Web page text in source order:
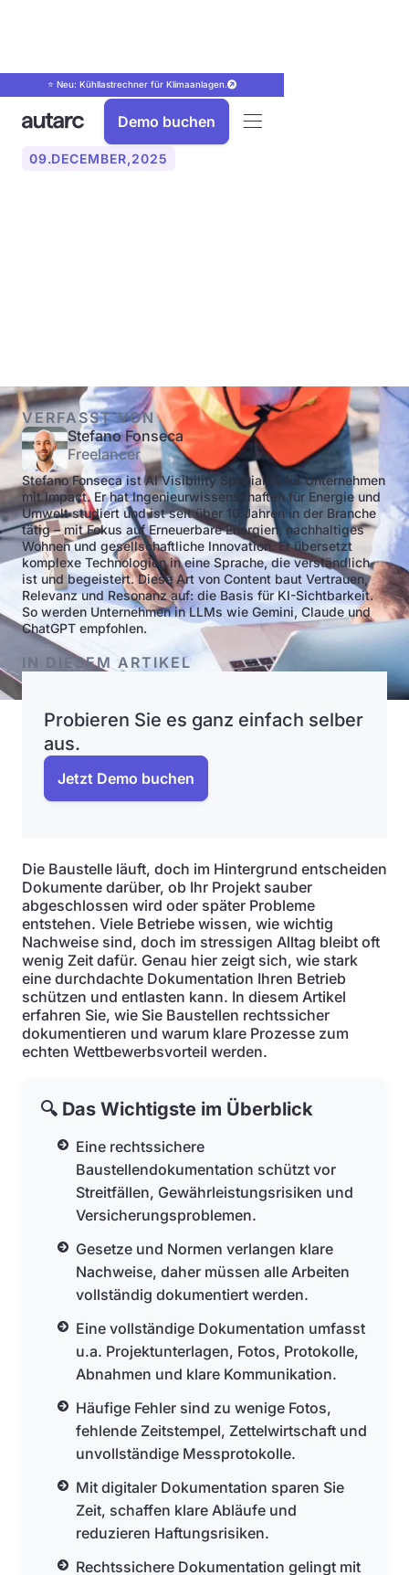
⭐ Neu: Kühllastrechner für Klimaanlagen.
Demo buchen
09.DECEMBER,2025
VERFASST VON
Stefano Fonseca
Freelancer
Stefano Fonseca ist AI Visibility Spezialist für Unternehmen
mit Impact. Er hat Ingenieurwissenschaften für Energie und
Umwelt studiert und ist seit über 10 Jahren in der Branche
tätig – mit Fokus auf Erneuerbare Energien, nachhaltiges
Wohnen und gesellschaftliche Innovation. Er übersetzt
komplexe Technologien in eine Sprache, die verständlich
ist und begeistert. Diese Art von Content baut Vertrauen,
Relevanz und Resonanz auf: die Basis für KI-Sichtbarkeit.
So werden Unternehmen in LLMs wie Gemini, Claude und
ChatGPT empfohlen.
IN DIESEM ARTIKEL
Probieren Sie es ganz einfach selber
aus.
Jetzt Demo buchen
Die Baustelle läuft, doch im Hintergrund entscheiden
Dokumente darüber, ob Ihr Projekt sauber
abgeschlossen wird oder später Probleme
entstehen. Viele Betriebe wissen, wie wichtig
Nachweise sind, doch im stressigen Alltag bleibt oft
wenig Zeit dafür. Genau hier zeigt sich, wie stark
eine durchdachte Dokumentation Ihren Betrieb
schützen und entlasten kann. In diesem Artikel
erfahren Sie, wie Sie Baustellen rechtssicher
dokumentieren und warum klare Prozesse zum
echten Wettbewerbsvorteil werden.
🔍 Das Wichtigste im Überblick
Eine rechtssichere
Baustellendokumentation schützt vor
Streitfällen, Gewährleistungsrisiken und
Versicherungsproblemen.
Gesetze und Normen verlangen klare
Nachweise, daher müssen alle Arbeiten
vollständig dokumentiert werden.
Eine vollständige Dokumentation umfasst
u.a. Projektunterlagen, Fotos, Protokolle,
Abnahmen und klare Kommunikation.
Häufige Fehler sind zu wenige Fotos,
fehlende Zeitstempel, Zettelwirtschaft und
unvollständige Messprotokolle.
Mit digitaler Dokumentation sparen Sie
Zeit, schaffen klare Abläufe und
reduzieren Haftungsrisiken.
Rechtssichere Dokumentation gelingt mit